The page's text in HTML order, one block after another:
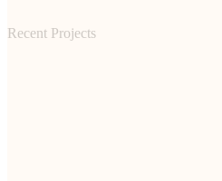
Recent Projects